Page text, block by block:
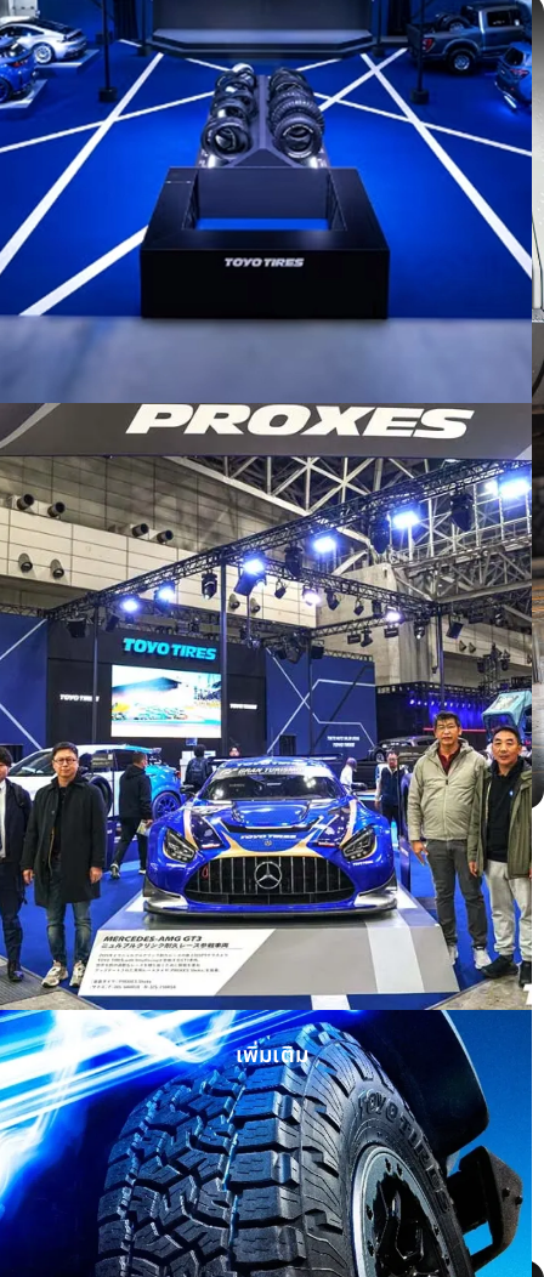
Honda HRV ติดตั้ง OPEN COUNTRY H/T
II WHITE LETTER
เพิ่มเติม
บทความ